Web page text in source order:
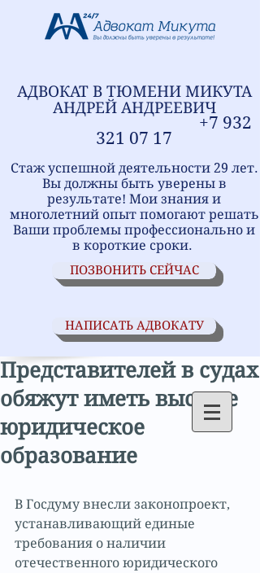
АДВОКАТ В ТЮМЕНИ МИКУТА
АНДРЕЙ АНДРЕЕВИЧ
+7 932
321 07 17
Стаж успешной деятельности 29 лет.
Вы должны быть уверены в
результате! Мои знания и
многолетний опыт помогают решать
Ваши проблемы профессионально и
в короткие сроки.
ПОЗВОНИТЬ СЕЙЧАС
НАПИСАТЬ АДВОКАТУ
Представителей в судах
обяжут иметь высшее
юридическое
образование
В Госдуму внесли законопроект,
устанавливающий единые
требования о наличии
отечественного юридического